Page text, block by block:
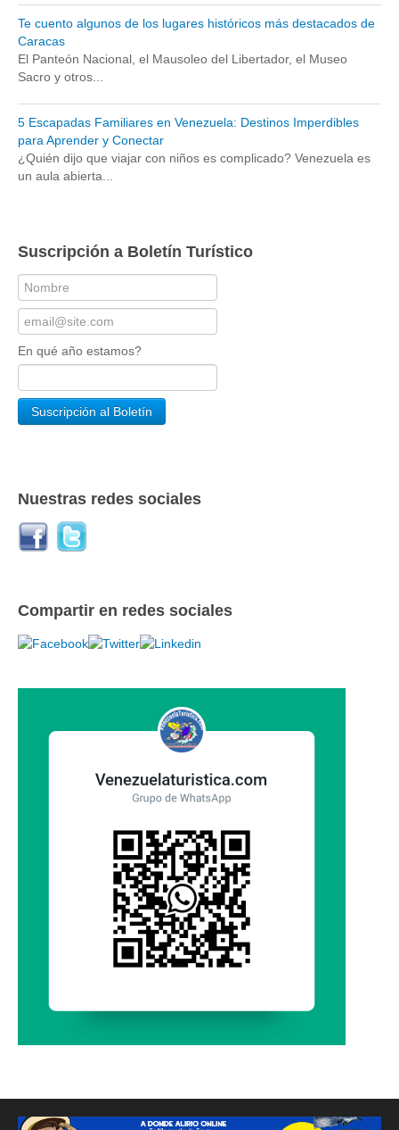
Te cuento algunos de los lugares históricos más destacados de
Caracas
El Panteón Nacional, el Mausoleo del Libertador, el Museo
Sacro y otros...
5 Escapadas Familiares en Venezuela: Destinos Imperdibles
para Aprender y Conectar
¿Quién dijo que viajar con niños es complicado? Venezuela es
un aula abierta...
Suscripción a Boletín Turístico
En qué año estamos?
Nuestras redes sociales
Compartir en redes sociales